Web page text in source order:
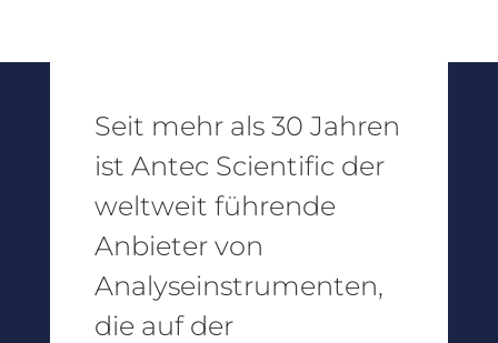
Seit mehr als 30 Jahren
ist Antec Scientific der
weltweit führende
Anbieter von
Analyseinstrumenten,
die auf der